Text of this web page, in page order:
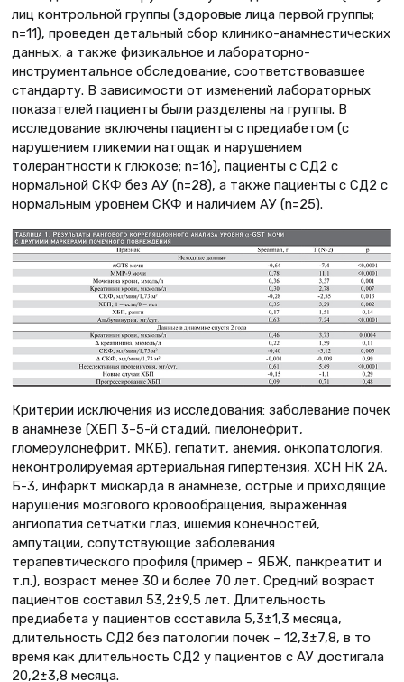
лиц контрольной группы (здоровые лица первой группы;
n=11), проведен детальный сбор клинико-анамнестических
данных, а также физикальное и лабораторно-
инструментальное обследование, соответствовавшее
стандарту. В зависимости от изменений лабораторных
показателей пациенты были разделены на группы. В
исследование включены пациенты с предиабетом (с
нарушением гликемии натощак и нарушением
толерантности к глюкозе; n=16), пациенты с СД2 с
нормальной СКФ без АУ (n=28), а также пациенты с СД2 с
нормальным уровнем СКФ и наличием АУ (n=25).
Критерии исключения из исследования: заболевание почек
в анамнезе (ХБП 3–5-й стадий, пиелонефрит,
гломерулонефрит, МКБ), гепатит, анемия, онкопатология,
неконтролируемая артериальная гипертензия, ХСН НК 2А,
Б-3, инфаркт миокарда в анамнезе, острые и приходящие
нарушения мозгового кровообращения, выраженная
ангиопатия сетчатки глаз, ишемия конечностей,
ампутации, сопутствующие заболевания
терапевтического профиля (пример – ЯБЖ, панкреатит и
т.п.), возраст менее 30 и более 70 лет. Средний возраст
пациентов составил 53,2±9,5 лет. Длительность
предиабета у пациентов составила 5,3±1,3 месяца,
длительность СД2 без патологии почек – 12,3±7,8, в то
время как длительность СД2 у пациентов с АУ достигала
20,2±3,8 месяца.